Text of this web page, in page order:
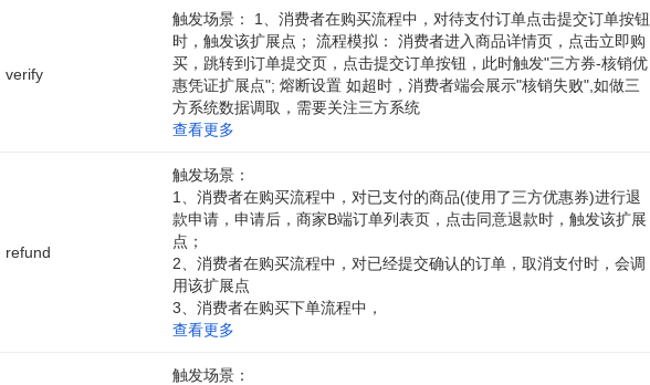
verify
触发场景： 1、消费者在购买流程中，对待支付订单点击提交订单按钮
时，触发该扩展点； 流程模拟： 消费者进入商品详情页，点击立即购
买，跳转到订单提交页，点击提交订单按钮，此时触发"三方券-核销优
惠凭证扩展点"; 熔断设置 如超时，消费者端会展示"核销失败",如做三
方系统数据调取，需要关注三方系统
查看更多
refund
触发场景：
1、消费者在购买流程中，对已支付的商品(使用了三方优惠券)进行退
款申请，申请后，商家B端订单列表页，点击同意退款时，触发该扩展
点；
2、消费者在购买流程中，对已经提交确认的订单，取消支付时，会调
用该扩展点
3、消费者在购买下单流程中，
查看更多
触发场景：